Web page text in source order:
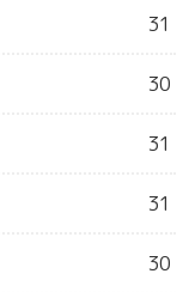
31
30
31
31
30